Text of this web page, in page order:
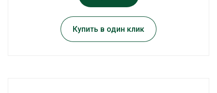
Купить в один клик